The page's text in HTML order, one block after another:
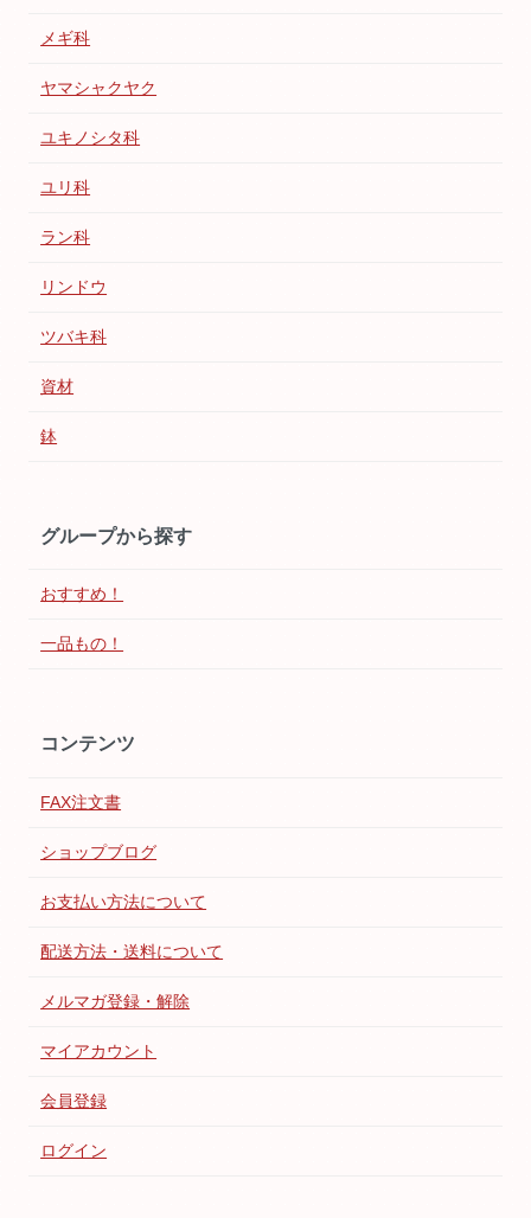
メギ科
ヤマシャクヤク
ユキノシタ科
ユリ科
ラン科
リンドウ
ツバキ科
資材
鉢
グループから探す
おすすめ！
一品もの！
コンテンツ
FAX注文書
ショップブログ
お支払い方法について
配送方法・送料について
メルマガ登録・解除
マイアカウント
会員登録
ログイン